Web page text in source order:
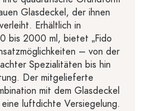
Glasdeckel, der ihnen
Erhältlich in
bis 2000 ml, bietet „Fido
– von der
Spezialitäten bis hin
Der mitgelieferte
mit dem Glasdeckel
luftdichte Versiegelung.